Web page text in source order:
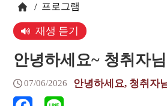
/ 프로그램
재생 듣기
안녕하세요~ 청취자
07/06/2026 안녕하세요, 청취자